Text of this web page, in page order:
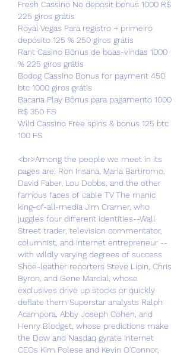
Fresh Cassino No deposit bonus 1000 R$
225 giros grátis
Royal Vegas Para registro + primeiro
depósito 125 % 250 giros grátis
Rant Casino Bônus de boas-vindas 1000
% 225 giros grátis
Bodog Cassino Bonus for payment 450
btc 1000 giros grátis
Bacana Play Bônus para pagamento 1000
R$ 350 FS
Wild Cassino Free spins & bonus 125 btc
100 FS
<br>Among the people we meet in its
pages are: Ron Insana, Maria Bartiromo,
David Faber, Lou Dobbs, and the other
famous faces of cable TV The manic
king-of-all-media Jim Cramer, who
juggles four different identities--Wall
Street trader, television commentator,
columnist, and Internet entrepreneur --
with wildly varying degrees of success
Shoe-leather reporters Steve Lipin, Chris
Byron, and Gene Marcial, whose
exclusives drive up stocks or quickly
deflate them Superstar analysts Ralph
Acampora, Abby Joseph Cohen, and
Henry Blodget, whose predictions make
the Dow and Nasdaq gyrate Internet
CEOs Kim Polese and Kevin O'Connor,